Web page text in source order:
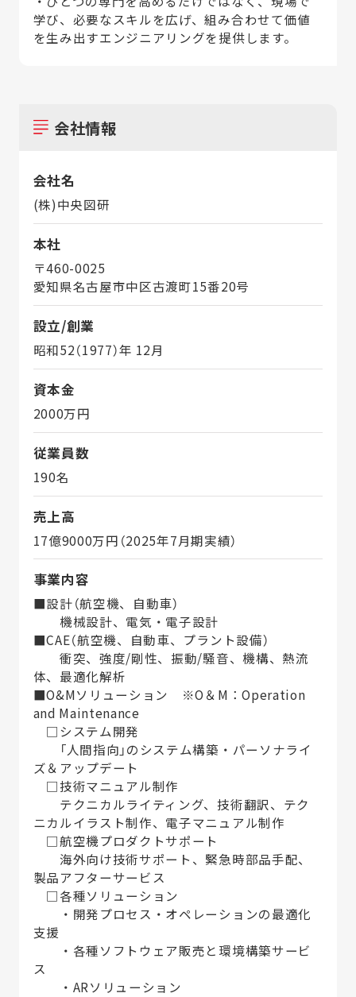
学び、必要なスキルを広げ、組み合わせて価値
を生み出すエンジニアリングを提供します。
会社情報
会社名
(株)中央図研
本社
〒460-0025
愛知県名古屋市中区古渡町15番20号
設立/創業
昭和52（1977）年 12月
資本金
2000万円
従業員数
190名
売上高
17億9000万円（2025年7月期実績）
事業内容
■設計（航空機、自動車）
機械設計、電気・電子設計
■CAE（航空機、自動車、プラント設備）
衝突、強度/剛性、振動/騒音、機構、熱流
体、最適化解析
■O&Mソリューション ※O＆M：Operation
and Maintenance
□システム開発
「人間指向」のシステム構築・パーソナライ
ズ＆アップデート
□技術マニュアル制作
テクニカルライティング、技術翻訳、テク
ニカルイラスト制作、電子マニュアル制作
□航空機プロダクトサポート
海外向け技術サポート、緊急時部品手配、
製品アフターサービス
□各種ソリューション
・開発プロセス・オペレーションの最適化
支援
・各種ソフトウェア販売と環境構築サービ
ス
・ARソリューション